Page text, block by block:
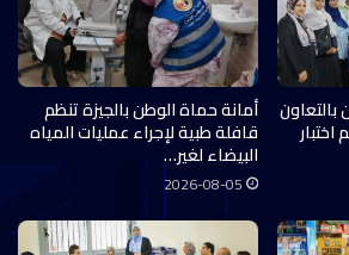
بالتعاون أمانة حماة الوطن بالجيزة تنظم
قافلة طبية لإجراء عمليات المياه
البيضاء لغير…
2026-08-05